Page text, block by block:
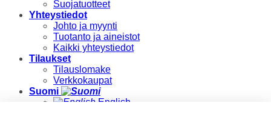
Suojatuotteet
Yhteystiedot
Johto ja myynti
Tuotanto ja aineistot
Kaikki yhteystiedot
Tilaukset
Tilauslomake
Verkkokaupat
Suomi
English